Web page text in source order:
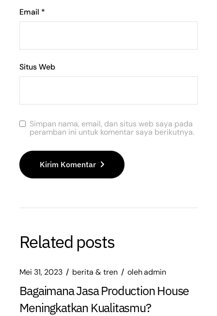
Email *
Situs Web
Simpan nama, email, dan situs web saya pada
peramban ini untuk komentar saya berikutnya.
Kirim Komentar
Related posts
Mei 31, 2023 berita & tren olehadmin
Bagaimana Jasa Production House
Meningkatkan Kualitasmu?